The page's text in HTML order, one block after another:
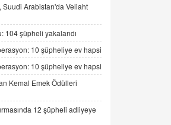
DOĞAN
korunması ve dijital
Hangi Önlemler
Suudi Arabistan'da Veliaht
104 şüpheli yakalandı
10 şüpheliye ev hapsi
10 şüpheliye ev hapsi
Kemal Emek Ödülleri
12 şüpheli adliyeye